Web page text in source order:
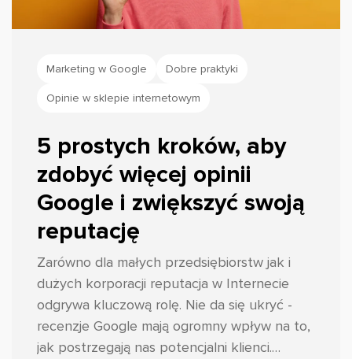
Marketing w Google Dobre praktyki
Opinie w sklepie internetowym
5 prostych kroków, aby
zdobyć więcej opinii
Google i zwiększyć swoją
reputację
Zarówno dla małych przedsiębiorstw jak i
dużych korporacji reputacja w Internecie
odgrywa kluczową rolę. Nie da się ukryć -
recenzje Google mają ogromny wpływ na to,
jak postrzegają nas potencjalni klienci.